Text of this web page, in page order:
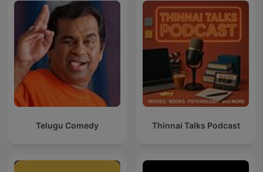
Telugu Comedy Thinnai Talks Podcast